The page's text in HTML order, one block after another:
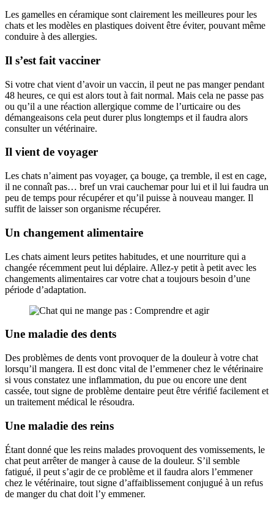
Les gamelles en céramique sont clairement les meilleures pour les
chats et les modèles en plastiques doivent être éviter, pouvant même
conduire à des allergies.
Il s’est fait vacciner
Si votre chat vient d’avoir un vaccin, il peut ne pas manger pendant
48 heures, ce qui est alors tout à fait normal. Mais cela ne passe pas
ou qu’il a une réaction allergique comme de l’urticaire ou des
démangeaisons cela peut durer plus longtemps et il faudra alors
consulter un vétérinaire.
Il vient de voyager
Les chats n’aiment pas voyager, ça bouge, ça tremble, il est en cage,
il ne connaît pas… bref un vrai cauchemar pour lui et il lui faudra un
peu de temps pour récupérer et qu’il puisse à nouveau manger. Il
suffit de laisser son organisme récupérer.
Un changement alimentaire
Les chats aiment leurs petites habitudes, et une nourriture qui a
changée récemment peut lui déplaire. Allez-y petit à petit avec les
changements alimentaires car votre chat a toujours besoin d’une
période d’adaptation.
Une maladie des dents
Des problèmes de dents vont provoquer de la douleur à votre chat
lorsqu’il mangera. Il est donc vital de l’emmener chez le vétérinaire
si vous constatez une inflammation, du pue ou encore une dent
cassée, tout signe de problème dentaire peut être vérifié facilement et
un traitement médical le résoudra.
Une maladie des reins
Étant donné que les reins malades provoquent des vomissements, le
chat peut arrêter de manger à cause de la douleur. S’il semble
fatigué, il peut s’agir de ce problème et il faudra alors l’emmener
chez le vétérinaire, tout signe d’affaiblissement conjugué à un refus
de manger du chat doit l’y emmener.